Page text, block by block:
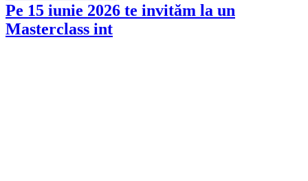
Pe 15 iunie 2026 te invităm la un
Masterclass int